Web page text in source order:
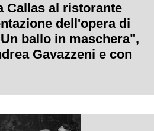
Callas al ristorante
dell'opera di
ballo in maschera",
Gavazzeni e con
la stagione